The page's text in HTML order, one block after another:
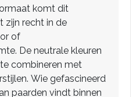
komt dit
zijn recht in de
of
De neutrale kleuren
combineren met
Wie gefascineerd
paarden vindt binnen